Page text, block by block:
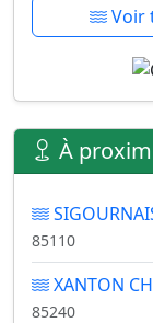
Voir
À
85110
XANTON
85240